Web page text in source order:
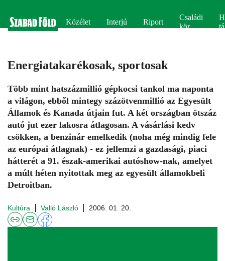
Közélet Interjú Riport
Családi
kör
Energiatakarékosak, sportosak
Több mint hatszázmillió gépkocsi tankol ma naponta
a világon, ebből mintegy százötvenmillió az Egyesült
Államok és Kanada útjain fut. A két országban ötszáz
autó jut ezer lakosra átlagosan. A vásárlási kedv
csökken, a benzinár emelkedik (noha még mindig fele
az európai átlagnak) - ez jellemzi a gazdasági, piaci
hátterét a 91. észak-amerikai autóshow-nak, amelyet
a múlt héten nyitottak meg az egyesült államokbeli
Detroitban.
Kultúra Valló László 2006. 01. 20.